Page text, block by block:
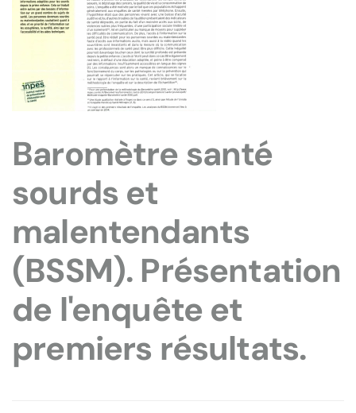
Baromètre santé
sourds et
malentendants
(BSSM). Présentation
de l'enquête et
premiers résultats.